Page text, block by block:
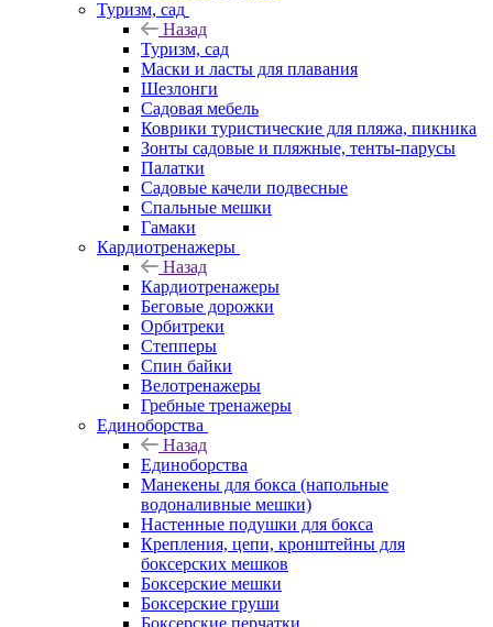
Туризм, сад
Назад
Туризм, сад
Маски и ласты для плавания
Шезлонги
Садовая мебель
Коврики туристические для пляжа, пикника
Зонты садовые и пляжные, тенты-парусы
Палатки
Садовые качели подвесные
Спальные мешки
Гамаки
Кардиотренажеры
Назад
Кардиотренажеры
Беговые дорожки
Орбитреки
Степперы
Спин байки
Велотренажеры
Гребные тренажеры
Единоборства
Назад
Единоборства
Манекены для бокса (напольные
водоналивные мешки)
Настенные подушки для бокса
Крепления, цепи, кронштейны для
боксерских мешков
Боксерские мешки
Боксерские груши
Боксерские перчатки